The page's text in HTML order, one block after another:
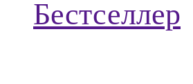
Бестселлер